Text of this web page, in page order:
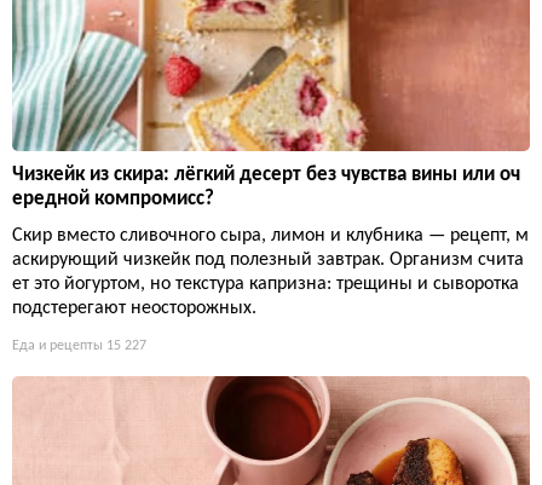
Чизкейк из скира: лёгкий десерт без чувства вины или оч
ередной компромисс?
Скир вместо сливочного сыра, лимон и клубника — рецепт, м
аскирующий чизкейк под полезный завтрак. Организм счита
ет это йогуртом, но текстура капризна: трещины и сыворотка
подстерегают неосторожных.
Еда и рецепты 15 227